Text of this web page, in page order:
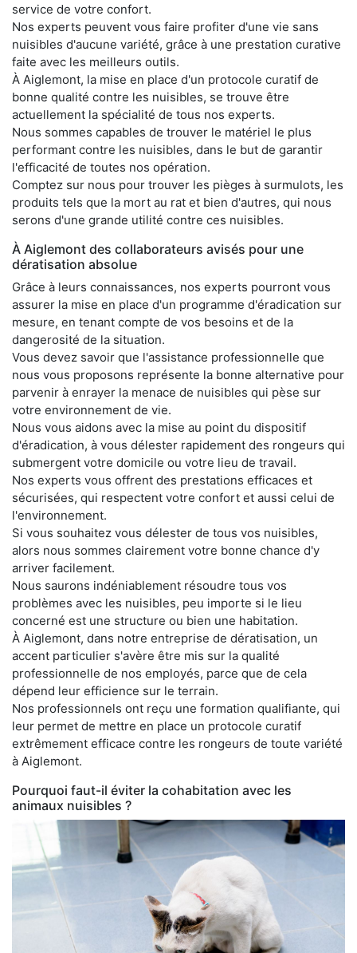
service de votre confort.
Nos experts peuvent vous faire profiter d'une vie sans
nuisibles d'aucune variété, grâce à une prestation curative
faite avec les meilleurs outils.
À Aiglemont, la mise en place d'un protocole curatif de
bonne qualité contre les nuisibles, se trouve être
actuellement la spécialité de tous nos experts.
Nous sommes capables de trouver le matériel le plus
performant contre les nuisibles, dans le but de garantir
l'efficacité de toutes nos opération.
Comptez sur nous pour trouver les pièges à surmulots, les
produits tels que la mort au rat et bien d'autres, qui nous
serons d'une grande utilité contre ces nuisibles.
À Aiglemont des collaborateurs avisés pour une
dératisation absolue
Grâce à leurs connaissances, nos experts pourront vous
assurer la mise en place d'un programme d'éradication sur
mesure, en tenant compte de vos besoins et de la
dangerosité de la situation.
Vous devez savoir que l'assistance professionnelle que
nous vous proposons représente la bonne alternative pour
parvenir à enrayer la menace de nuisibles qui pèse sur
votre environnement de vie.
Nous vous aidons avec la mise au point du dispositif
d'éradication, à vous délester rapidement des rongeurs qui
submergent votre domicile ou votre lieu de travail.
Nos experts vous offrent des prestations efficaces et
sécurisées, qui respectent votre confort et aussi celui de
l'environnement.
Si vous souhaitez vous délester de tous vos nuisibles,
alors nous sommes clairement votre bonne chance d'y
arriver facilement.
Nous saurons indéniablement résoudre tous vos
problèmes avec les nuisibles, peu importe si le lieu
concerné est une structure ou bien une habitation.
À Aiglemont, dans notre entreprise de dératisation, un
accent particulier s'avère être mis sur la qualité
professionnelle de nos employés, parce que de cela
dépend leur efficience sur le terrain.
Nos professionnels ont reçu une formation qualifiante, qui
leur permet de mettre en place un protocole curatif
extrêmement efficace contre les rongeurs de toute variété
à Aiglemont.
Pourquoi faut-il éviter la cohabitation avec les
animaux nuisibles ?